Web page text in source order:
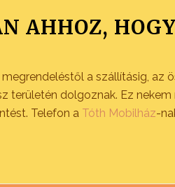
AHHOZ,
a szállításig, az
területén dolgoznak. Ez
Telefon a Tóth Mobilház-